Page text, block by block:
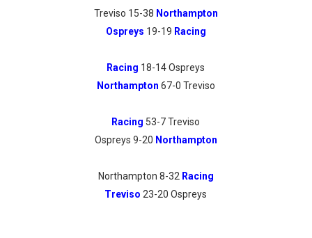
Treviso 15-38 Northampton
Ospreys 19-19 Racing
Racing 18-14 Ospreys
Northampton 67-0 Treviso
Racing 53-7 Treviso
Ospreys 9-20 Northampton
Northampton 8-32 Racing
Treviso 23-20 Ospreys